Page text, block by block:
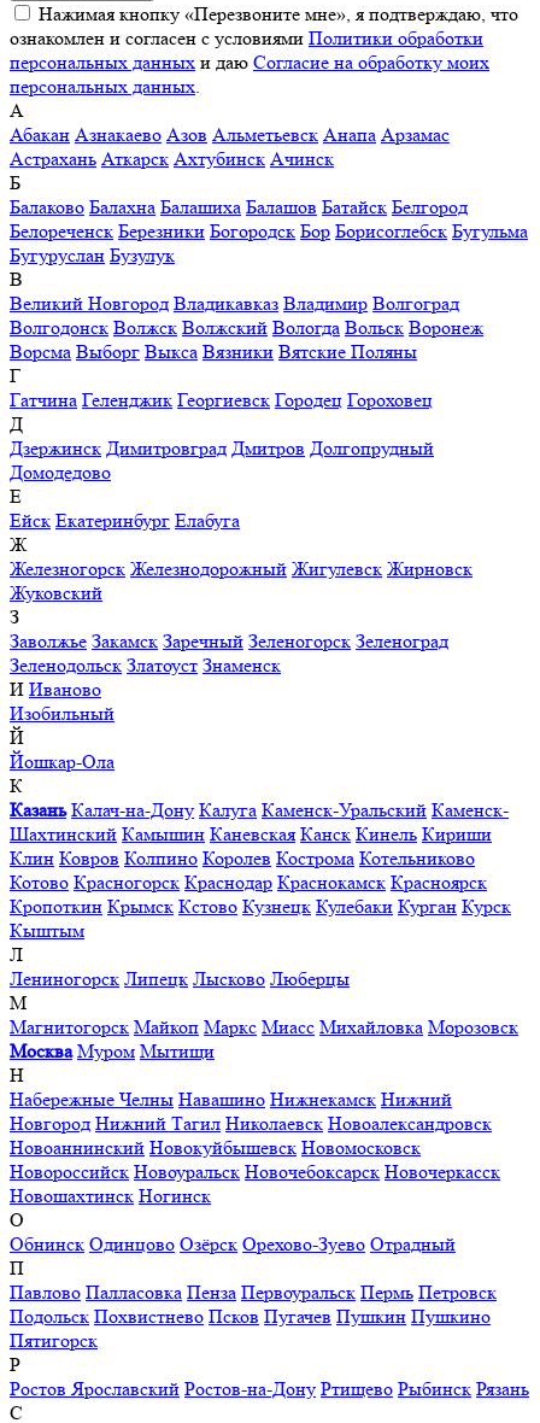
Нажимая кнопку «Перезвоните мне», я подтверждаю, что
ознакомлен и согласен с условиями Политики обработки
персональных данных и даю Согласие на обработку моих
персональных данных.
А
Абакан Азнакаево Азов Альметьевск Анапа Арзамас
Астрахань Аткарск Ахтубинск Ачинск
Б
Балаково Балахна Балашиха Балашов Батайск Белгород
Белореченск Березники Богородск Бор Борисоглебск Бугульма
Бугуруслан Бузулук
В
Великий Новгород Владикавказ Владимир Волгоград
Волгодонск Волжск Волжский Вологда Вольск Воронеж
Ворсма Выборг Выкса Вязники Вятские Поляны
Г
Гатчина Геленджик Георгиевск Городец Гороховец
Д
Дзержинск Димитровград Дмитров Долгопрудный
Домодедово
Е
Ейск Екатеринбург Елабуга
Ж
Железногорск Железнодорожный Жигулевск Жирновск
Жуковский
З
Заволжье Закамск Заречный Зеленогорск Зеленоград
Зеленодольск Златоуст Знаменск
И Иваново
Изобильный
Й
Йошкар-Ола
К
Казань Калач-на-Дону Калуга Каменск-Уральский Каменск-
Шахтинский Камышин Каневская Канск Кинель Кириши
Клин Ковров Колпино Королев Кострома Котельниково
Котово Красногорск Краснодар Краснокамск Красноярск
Кропоткин Крымск Кстово Кузнецк Кулебаки Курган Курск
Кыштым
Л
Лениногорск Липецк Лысково Люберцы
М
Магнитогорск Майкоп Маркс Миасс Михайловка Морозовск
Москва Муром Мытищи
Н
Набережные Челны Навашино Нижнекамск Нижний
Новгород Нижний Тагил Николаевск Новоалександровск
Новоаннинский Новокуйбышевск Новомосковск
Новороссийск Новоуральск Новочебоксарск Новочеркасск
Новошахтинск Ногинск
О
Обнинск Одинцово Озёрск Орехово-Зуево Отрадный
П
Павлово Палласовка Пенза Первоуральск Пермь Петровск
Подольск Похвистнево Псков Пугачев Пушкин Пушкино
Пятигорск
Р
Ростов Ярославский Ростов-на-Дону Ртищево Рыбинск Рязань
С